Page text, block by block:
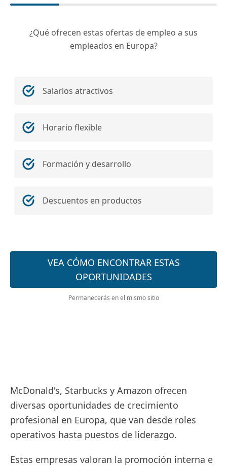
¿Qué ofrecen estas ofertas de empleo a sus
empleados en Europa?
Salarios atractivos
Horario flexible
Formación y desarrollo
Descuentos en productos
VEA CÓMO ENCONTRAR ESTAS
OPORTUNIDADES
Permanecerás en el mismo sitio
McDonald's, Starbucks y Amazon ofrecen
diversas oportunidades de crecimiento
profesional en Europa, que van desde roles
operativos hasta puestos de liderazgo.
Estas empresas valoran la promoción interna e